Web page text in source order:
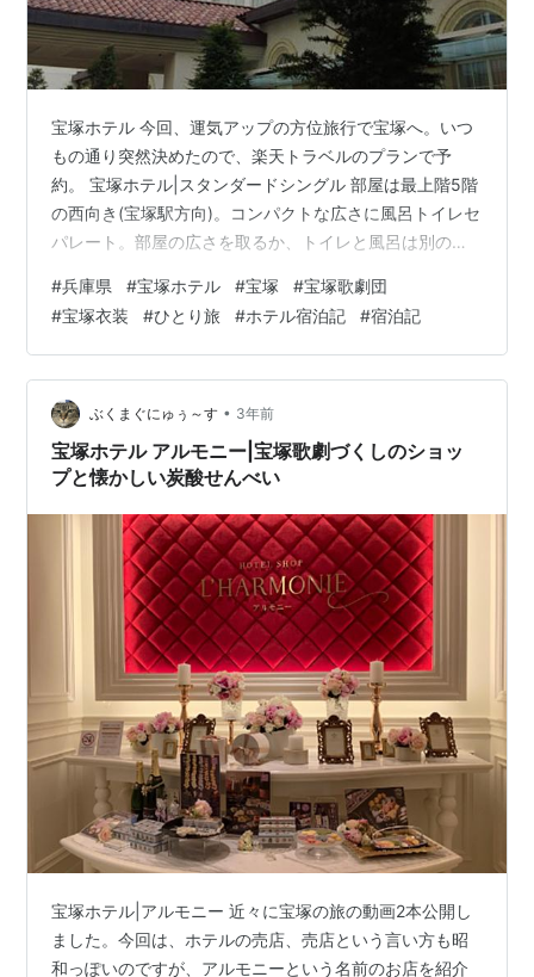
宝塚ホテル 今回、運気アップの方位旅行で宝塚へ。いつ
もの通り突然決めたので、楽天トラベルのプランで予
約。 宝塚ホテル|スタンダードシングル 部屋は最上階5階
の西向き(宝塚駅方向)。コンパクトな広さに風呂トイレセ
パレート。部屋の広さを取るか、トイレと風呂は別の方
ドシングル パジャマは、ワンピースタイプ。 宝塚ホテ
ル|スタンダードシングル 狭いながらもデスクで何かをす
るには悪くない広さ。テレビでYouTubeが見られたのは
良き。あと、宝塚歌劇の専門チャンネルも見放題。 宝塚
ホテル|スタンダードシングル 風呂は、ゆったりして使い
やすかったです。シ…
#兵庫県 #宝塚ホテル #宝塚 #宝塚歌劇団
#宝塚衣装 #ひとり旅 #ホテル宿泊記 #宿泊記
ぶくまぐにゅぅ～す • 3年前
宝塚ホテル アルモニー|宝塚歌劇づくしのショッ
プと懐かしい炭酸せんべい
宝塚ホテル|アルモニー 近々に宝塚の旅の動画2本公開し
ました。今回は、ホテルの売店、売店という言い方も昭
和っぽいのですが、アルモニーという名前のお店を紹介